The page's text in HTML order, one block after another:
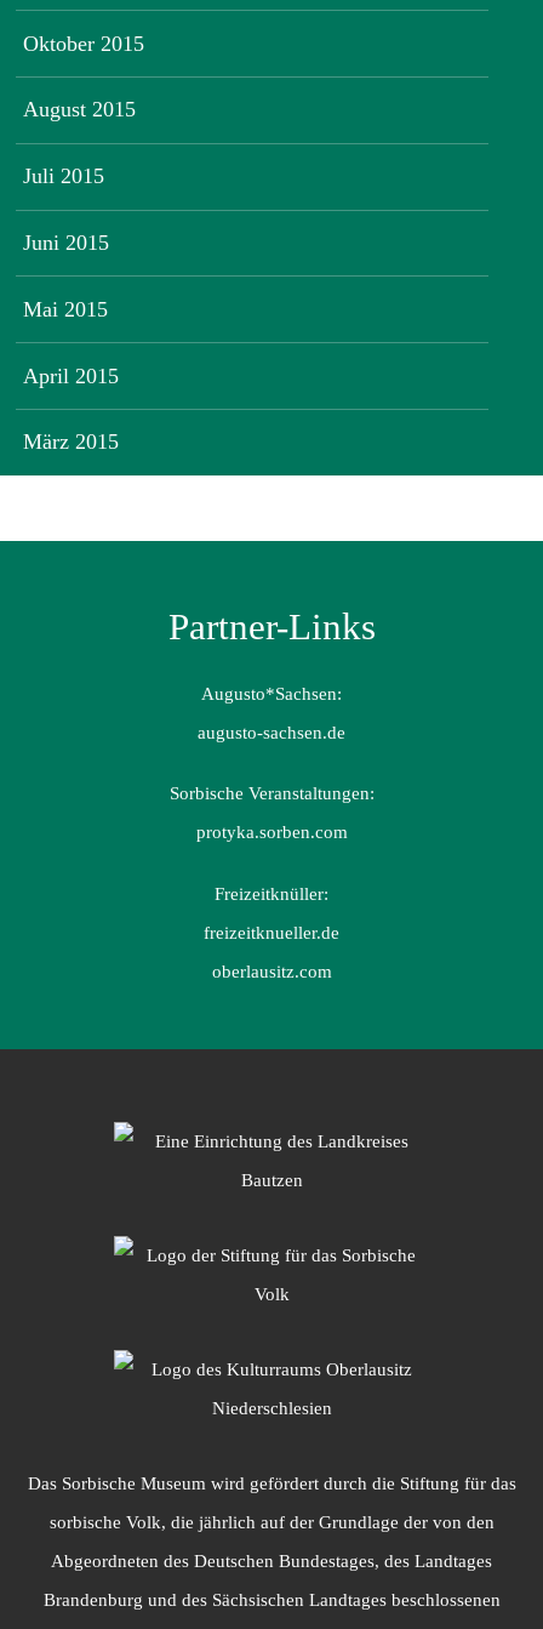
Oktober 2015
August 2015
Juli 2015
Juni 2015
Mai 2015
April 2015
März 2015
Partner-Links
Augusto*Sachsen:
augusto-sachsen.de
Sorbische Veranstaltungen:
protyka.sorben.com
Freizeitknüller:
freizeitknueller.de
oberlausitz.com
Das Sorbische Museum wird gefördert durch die Stiftung für das
sorbische Volk, die jährlich auf der Grundlage der von den
Abgeordneten des Deutschen Bundestages, des Landtages
Brandenburg und des Sächsischen Landtages beschlossenen